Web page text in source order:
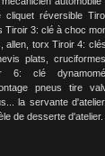
cliquet réversible
Tiroir 3: clé à choc
allen, torx Tiroir 4:
plats,
6: clé
pneus tire
la servante
de desserte